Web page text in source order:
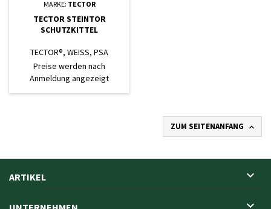
MARKE: TECTOR
TECTOR STEINTOR
SCHUTZKITTEL
TECTOR®, WEISS, PSA
KATEGORIE 1
Preise werden nach
Anmeldung angezeigt
ZUM SEITENANFANG 
ARTIKEL 
